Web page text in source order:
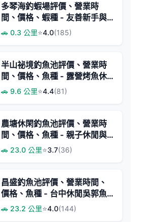
多琴海釣蝦場評價、營業時
間、價格、蝦種 - 友善新手與
親切服務
🚗 0.3 公里⭐4.0(185)
半山祕境釣魚池評價、營業時
間、價格、魚種 - 露營烤魚休
閒釣場
🚗 9.6 公里⭐4.4(81)
農塘休閑釣魚池評價、營業時
間、價格、魚種 - 親子休閒與
美味現烤魚
🚗 23.0 公里⭐3.7(36)
昌盛釣魚池評價、營業時間、
價格、魚種 - 台中休閒吳郭魚
釣場
🚗 23.2 公里⭐4.0(144)